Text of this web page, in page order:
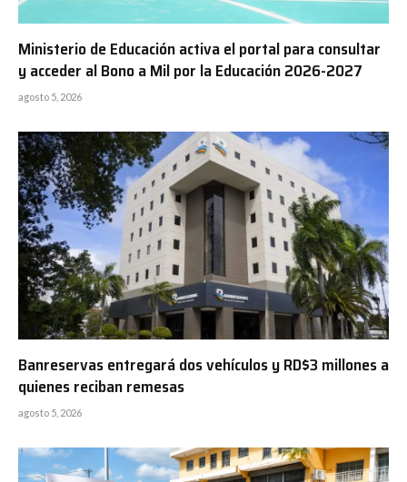
Ministerio de Educación activa el portal para consultar
y acceder al Bono a Mil por la Educación 2026-2027
agosto 5, 2026
Banreservas entregará dos vehículos y RD$3 millones a
quienes reciban remesas
agosto 5, 2026